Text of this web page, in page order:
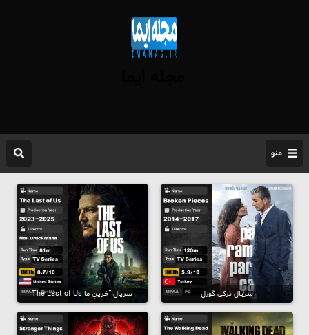
منو
سریال ترکی گوزل سریال آخرینِ ما The Last of Us